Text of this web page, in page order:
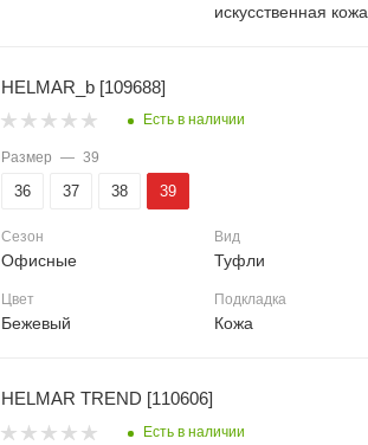
искусственная кожа
HELMAR_b [109688]
Есть в наличии
Размер — 39
36 37 38 39
Сезон
Офисные
Вид
Туфли
Цвет
Бежевый
Подкладка
Кожа
HELMAR TREND [110606]
Есть в наличии